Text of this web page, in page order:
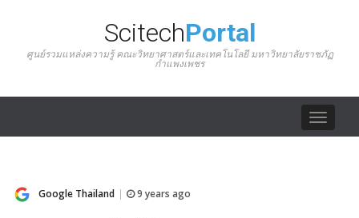
ScitechPortal
ศูนย์รวมแหล่งความรู้ คณะวิทยาศาสตร์และเทคโนโลยี มหาวิทยาลัยราชภัฏ
กำแพงเพชร
Toggle
Google Thailand 9 years ago